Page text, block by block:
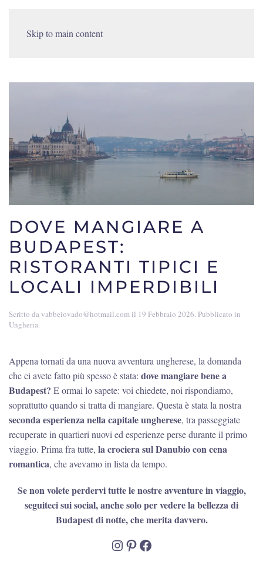
Skip to main content
DOVE MANGIARE A
BUDAPEST:
RISTORANTI TIPICI E
LOCALI IMPERDIBILI
Scritto davabbeiovado@hotmail.com il 19 Febbraio 2026. Pubblicato in
Ungheria.
Appena tornati da una nuova avventura ungherese, la domanda
che ci avete fatto più spesso è stata: dove mangiare bene a
Budapest? E ormai lo sapete: voi chiedete, noi rispondiamo,
soprattutto quando si tratta di mangiare. Questa è stata la nostra
seconda esperienza nella capitale ungherese, tra passeggiate
recuperate in quartieri nuovi ed esperienze perse durante il primo
viaggio. Prima fra tutte, la crociera sul Danubio con cena
romantica, che avevamo in lista da tempo.
Se non volete perdervi tutte le nostre avventure in viaggio,
seguiteci sui social, anche solo per vedere la bellezza di
Budapest di notte, che merita davvero.
Instagram
Pinterest
Facebook